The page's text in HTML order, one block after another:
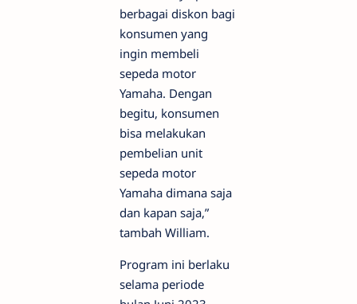
berbagai diskon bagi
konsumen yang
ingin membeli
sepeda motor
Yamaha. Dengan
begitu, konsumen
bisa melakukan
pembelian unit
sepeda motor
Yamaha dimana saja
dan kapan saja,”
tambah William.
Program ini berlaku
selama periode